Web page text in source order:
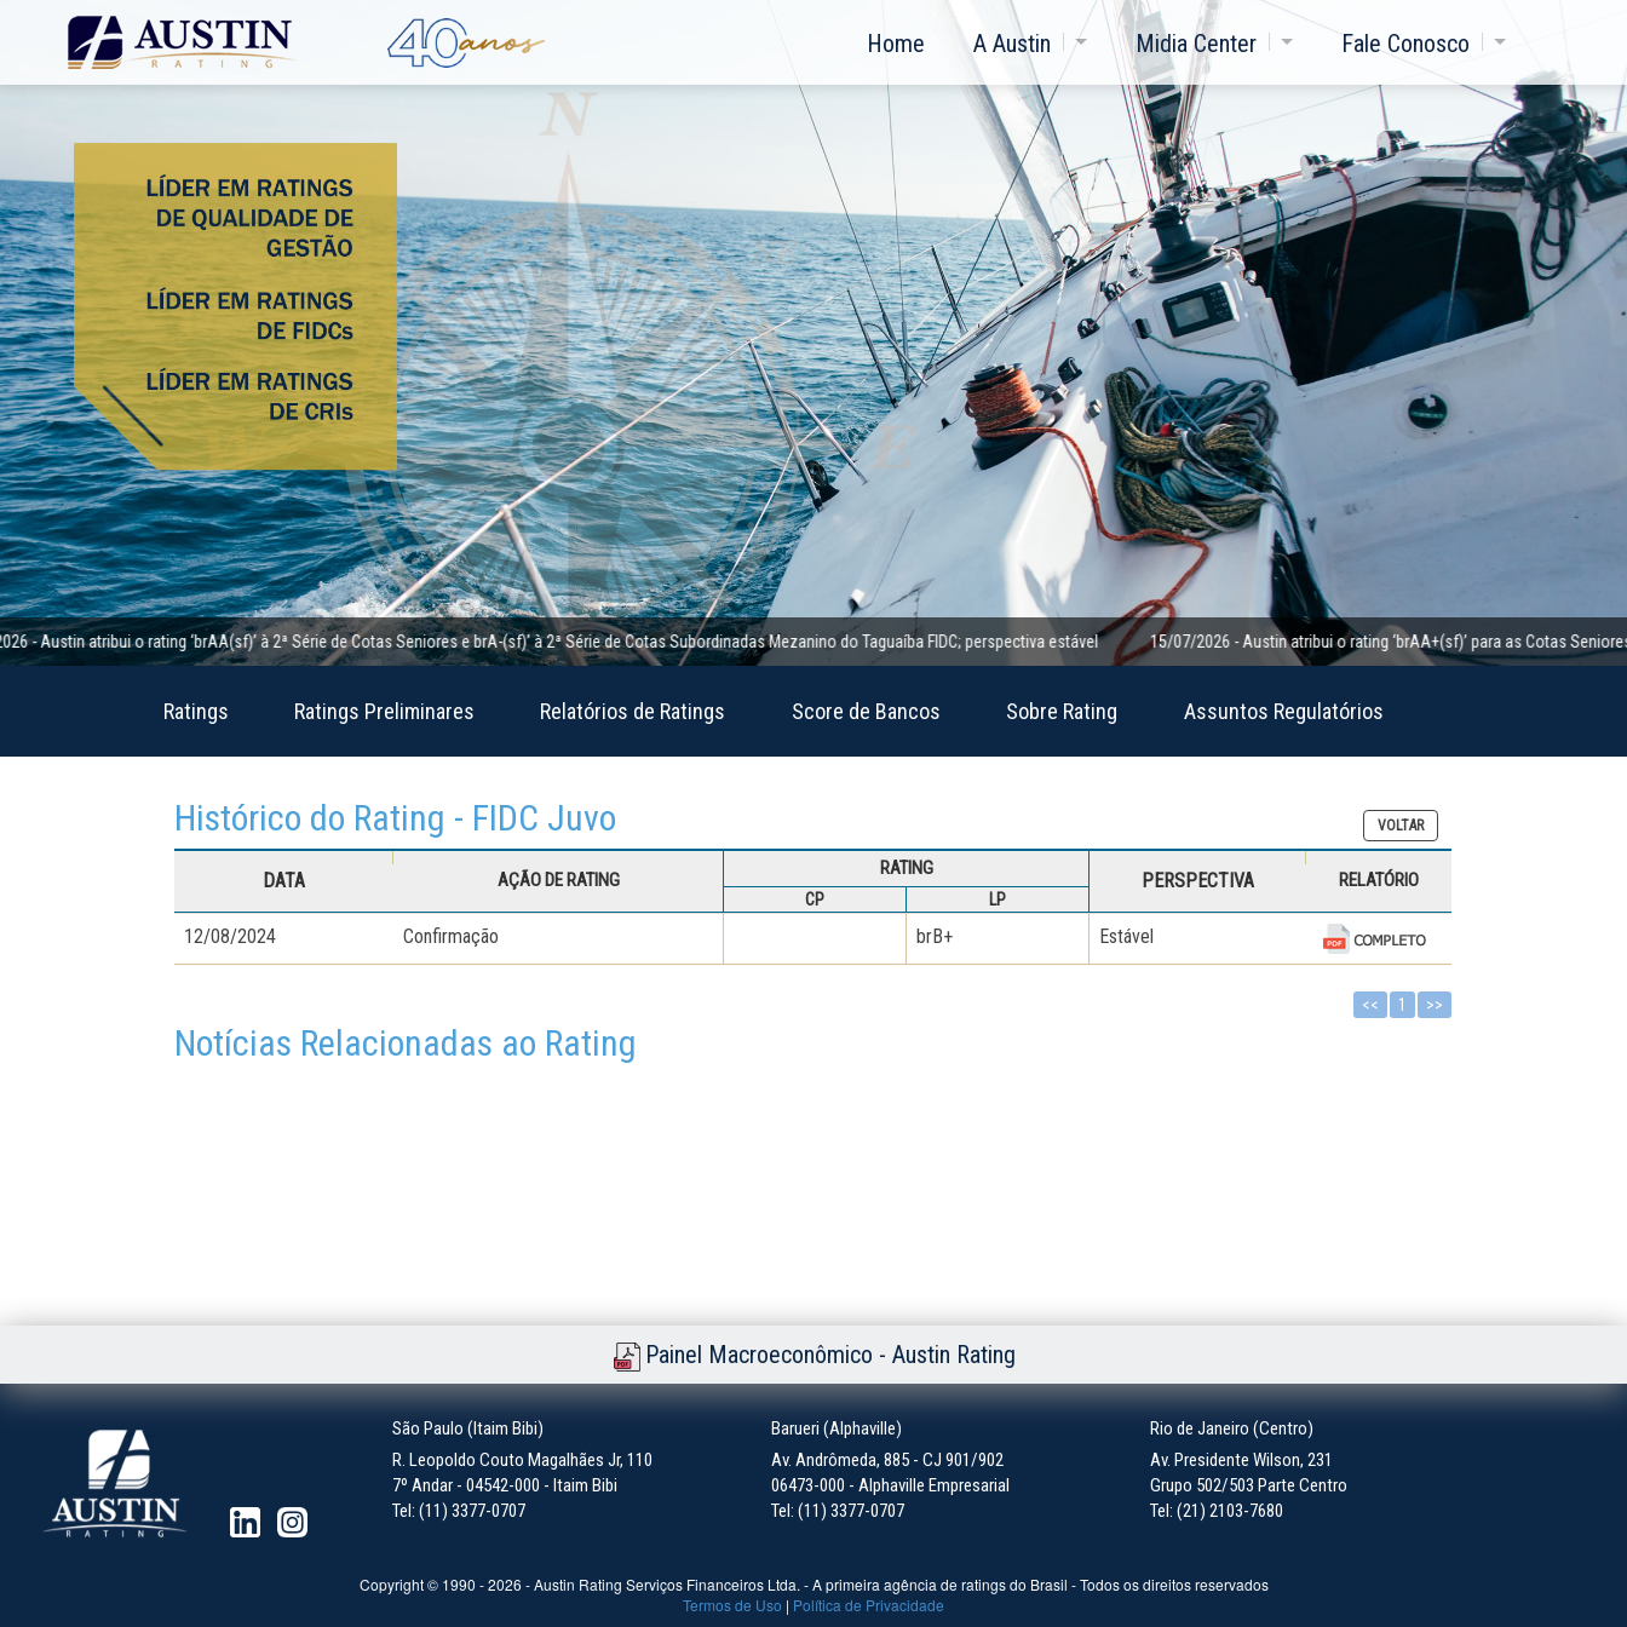
Home A Austin Midia Center Fale Conosco
atribui o rating ‘brAA(sf)’ à 2ª Série de Cotas Seniores e brA-(sf)’ à 2ª Série de Cotas Subordinadas Mezanino do Taguaíba FIDC; perspectiva estável 15/07/2026 - Austin atribui o rating ‘brAA+(sf)’ para as Cotas Seniores da
Ratings Ratings Preliminares Relatórios de Ratings Score de Bancos Sobre Rating Assuntos Regulatórios
Histórico do Rating - FIDC Juvo VOLTAR
DATA AÇÃO DE RATING
RATING
PERSPECTIVA RELATÓRIO
CP LP
12/08/2024 Confirmação brB+ Estável
<< 1 >>
Notícias Relacionadas ao Rating
Painel Macroeconômico - Austin Rating
São Paulo (Itaim Bibi)
R. Leopoldo Couto Magalhães Jr, 110
7º Andar - 04542-000 - Itaim Bibi
Tel: (11) 3377-0707
Barueri (Alphaville)
Av. Andrômeda, 885 - CJ 901/902
06473-000 - Alphaville Empresarial
Tel: (11) 3377-0707
Rio de Janeiro (Centro)
Av. Presidente Wilson, 231
Grupo 502/503 Parte Centro
Tel: (21) 2103-7680
Copyright © 1990 -2026 - Austin Rating Serviços Financeiros Ltda. - A primeira agência de ratings do Brasil - Todos os direitos reservados
Termos de Uso | Política de Privacidade